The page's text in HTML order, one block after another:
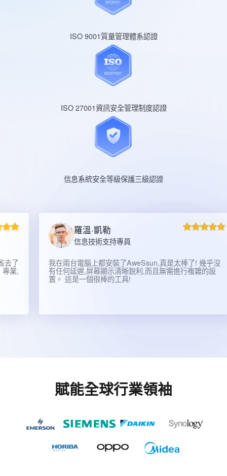
ISO 9001質量管理體系認證
ISO 27001資訊安全管理制度認證
信息系統安全等級保護三級認證
羅溫·凱勒
信息技術支持專員
我在兩台電腦上都安裝了AweSsun,真是太棒了! 幾乎沒
有任何延遲,屏幕顯示清晰銳利,而且無需進行複雜的設
置。 這是一個很棒的工具!
賦能全球行業領袖